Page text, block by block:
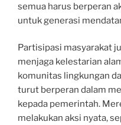
semua harus berperan
untuk generasi
Partisipasi masyarakat
menjaga kelestarian
komunitas lingkungan
turut berperan dalam
kepada pemerintah.
melakukan aksi nyata,